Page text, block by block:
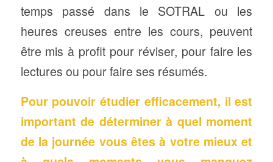
temps passé dans le SOTRAL ou les
heures creuses entre les cours, peuvent
être mis à profit pour réviser, pour faire les
lectures ou pour faire ses résumés.
Pour pouvoir étudier efficacement, il est
important de déterminer à quel moment
de la journée vous êtes à votre mieux et